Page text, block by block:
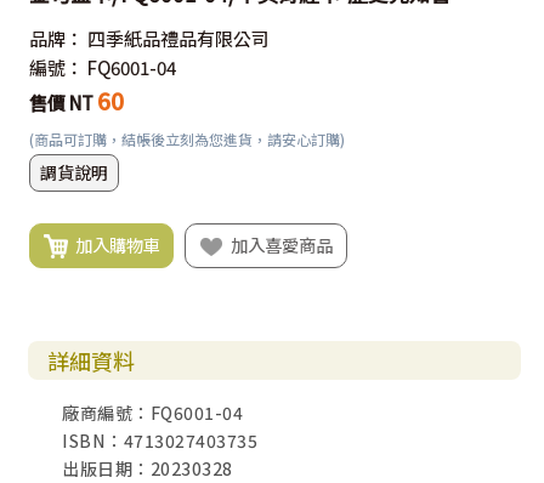
品牌： 四季紙品禮品有限公司
編號： FQ6001-04
售價 NT 60
(商品可訂購，結帳後立刻為您進貨，請安心訂購)
調貨說明
加入購物車 加入喜愛商品
詳細資料
廠商編號：FQ6001-04
ISBN：4713027403735
出版日期：20230328